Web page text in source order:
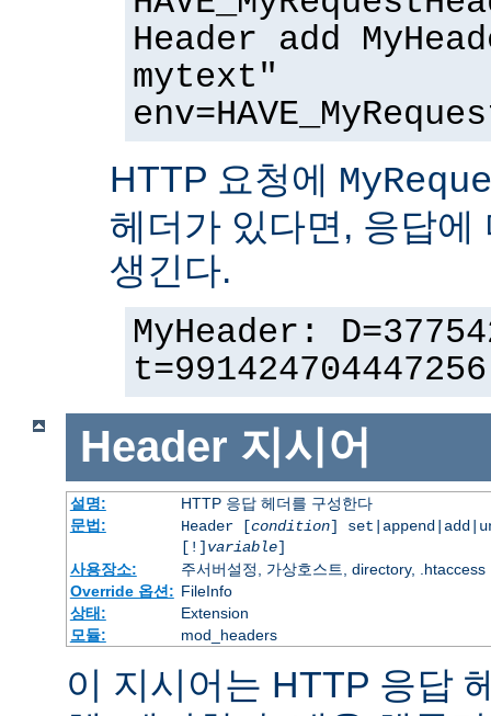
Header add
mytext"
HTTP 요청에
헤더가 있다면, 응답에
생긴다.
MyHeader:
Header 지시어
설명:
HTTP 응답 헤더를 구성한다
문법:
Header [condition]
[!] variable]
사용장소:
주서버설정, 가상호스트, directory, .htaccess
Override 옵션: FileInfo
상태:
Extension
모듈:
mod_headers
이 지시어는 HTTP 응답